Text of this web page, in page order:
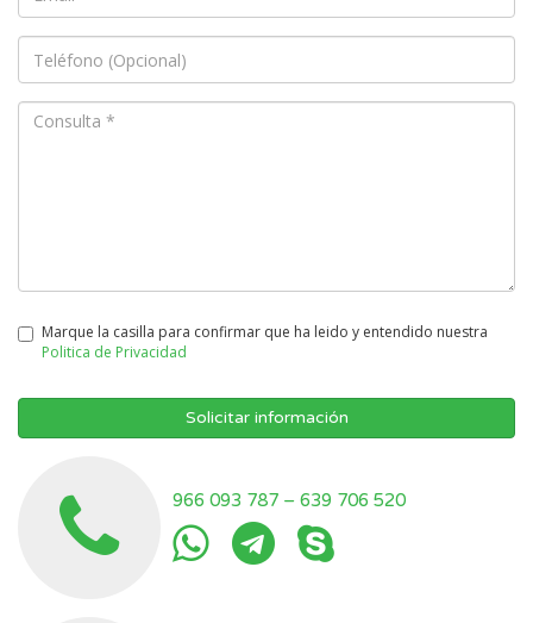
Marque la casilla para confirmar que ha leido y entendido nuestra
Politica de Privacidad
Solicitar información
966 093 787 – 639 706 520